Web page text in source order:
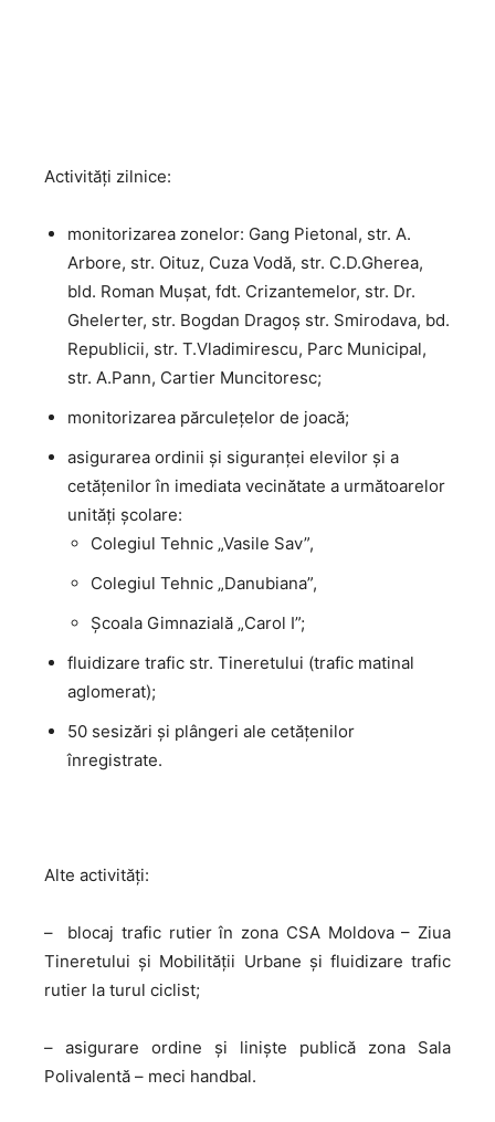
Activităţi zilnice:
monitorizarea zonelor: Gang Pietonal, str. A.
Arbore, str. Oituz, Cuza Vodă, str. C.D.Gherea,
bld. Roman Mușat, fdt. Crizantemelor, str. Dr.
Ghelerter, str. Bogdan Dragoș str. Smirodava, bd.
Republicii, str. T.Vladimirescu, Parc Municipal,
str. A.Pann, Cartier Muncitoresc;
monitorizarea părculețelor de joacă;
asigurarea ordinii şi siguranţei elevilor şi a
cetăţenilor în imediata vecinătate a următoarelor
unităţi şcolare:
Colegiul Tehnic „Vasile Sav”,
Colegiul Tehnic „Danubiana”,
Școala Gimnazială „Carol I”;
fluidizare trafic str. Tineretului (trafic matinal
aglomerat);
50 sesizări şi plângeri ale cetăţenilor
înregistrate.
Alte activități:
– blocaj trafic rutier în zona CSA Moldova – Ziua
Tineretului și Mobilității Urbane și fluidizare trafic
rutier la turul ciclist;
– asigurare ordine și liniște publică zona Sala
Polivalentă – meci handbal.